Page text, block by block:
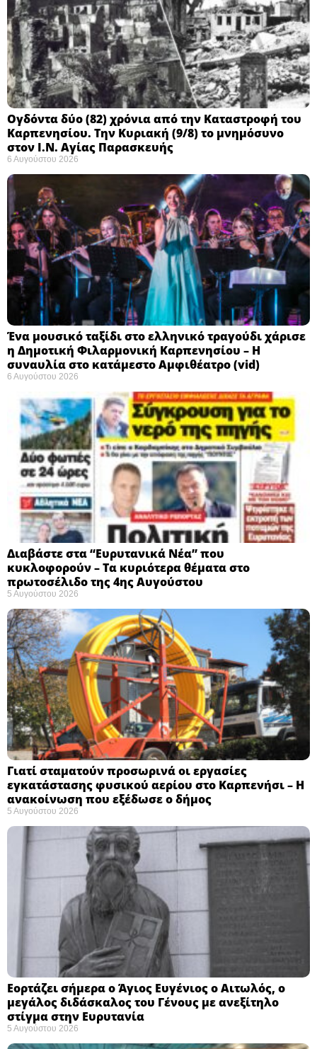
Ογδόντα δύο (82) χρόνια από την Καταστροφή του
Καρπενησίου. Την Κυριακή (9/8) το μνημόσυνο
στον Ι.Ν. Αγίας Παρασκευής
6 Αυγούστου 2026
Ένα μουσικό ταξίδι στο ελληνικό τραγούδι χάρισε
η Δημοτική Φιλαρμονική Καρπενησίου – Η
συναυλία στο κατάμεστο Αμφιθέατρο (vid)
6 Αυγούστου 2026
Διαβάστε στα “Ευρυτανικά Νέα” που
κυκλοφορούν – Τα κυριότερα θέματα στο
πρωτοσέλιδο της 4ης Αυγούστου
5 Αυγούστου 2026
Γιατί σταματούν προσωρινά οι εργασίες
εγκατάστασης φυσικού αερίου στο Καρπενήσι – Η
ανακοίνωση που εξέδωσε ο δήμος
5 Αυγούστου 2026
Εορτάζει σήμερα ο Άγιος Ευγένιος ο Αιτωλός, ο
μεγάλος διδάσκαλος του Γένους με ανεξίτηλο
στίγμα στην Ευρυτανία
5 Αυγούστου 2026